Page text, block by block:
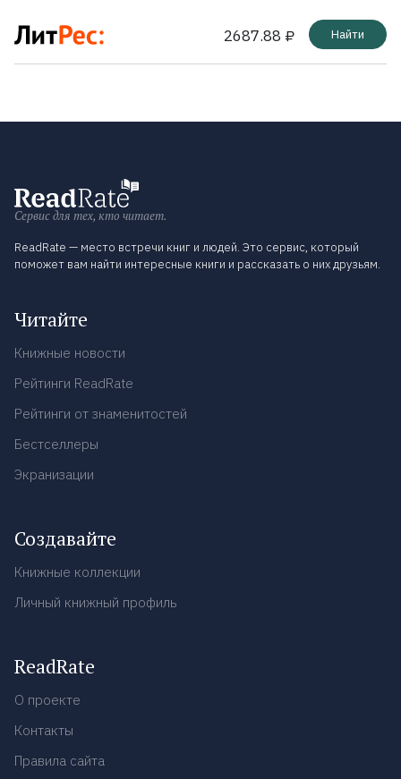
2687.88 ₽ Найти
Сервис для тех, кто читает.
ReadRate — место встречи книг и людей. Это сервис, который
поможет вам найти интересные книги и рассказать о них друзьям.
Читайте
Книжные новости
Рейтинги ReadRate
Рейтинги от знаменитостей
Бестселлеры
Экранизации
Создавайте
Книжные коллекции
Личный книжный профиль
ReadRate
О проекте
Контакты
Правила сайта